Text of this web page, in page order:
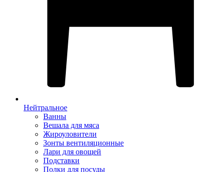
Нейтральное
Ванны
Вешала для мяса
Жироуловители
Зонты вентиляционные
Лари для овощей
Подставки
Полки для посуды